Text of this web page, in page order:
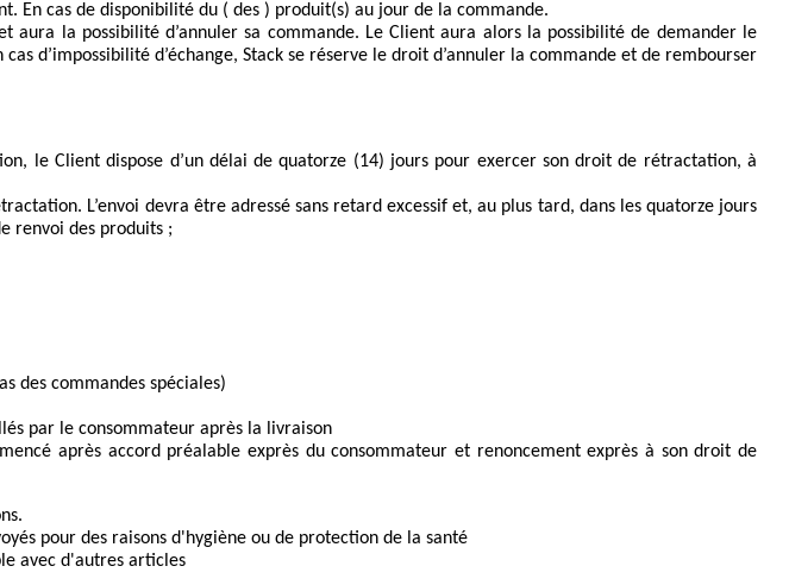
En cas de disponibilité du ( des ) produit(s) au jour de la commande.
la possibilité d’annuler sa commande. Le Client aura alors la possibilité de demander le
d’impossibilité d’échange, Stack se réserve le droit d’annuler la commande et de rembourser
le Client dispose d’un délai de quatorze (14) jours pour exercer son droit de rétractation, à
L’envoi devra être adressé sans retard excessif et, au plus tard, dans les quatorze jours
renvoi des produits ;
des commandes spéciales)
par le consommateur après la livraison
après accord préalable exprès du consommateur et renoncement exprès à son droit de
pour des raisons d'hygiène ou de protection de la santé
avec d'autres articles